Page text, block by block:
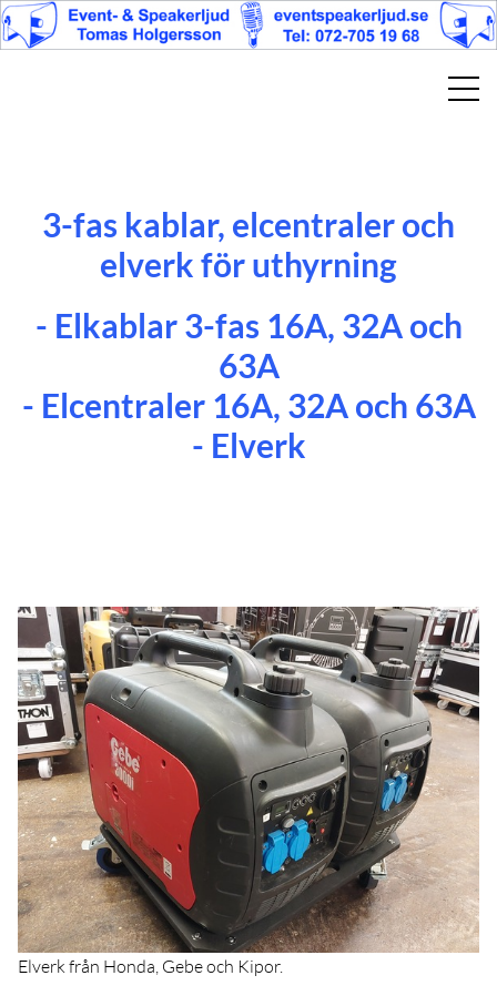
3-fas kablar, elcentraler och
elverk för uthyrning
- Elkablar 3-fas 16A, 32A och
63A
- Elcentraler 16A, 32A och 63A
- Elverk
Elverk från Honda, Gebe och Kipor.